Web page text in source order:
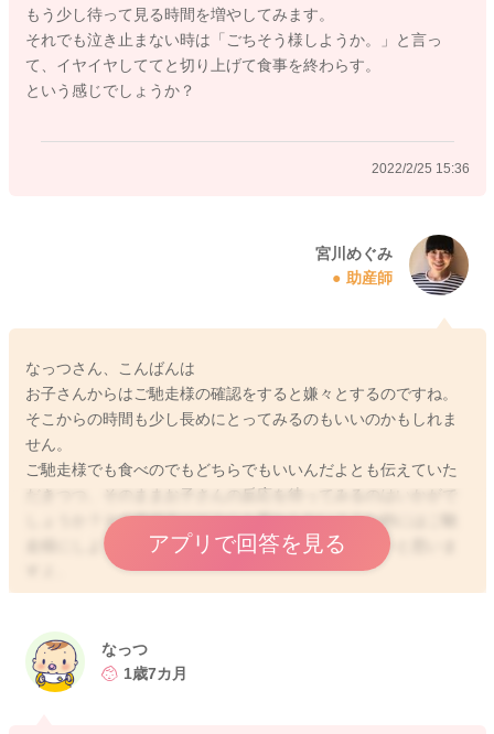
何かどういう状況になると泣き出すのか傾向のようなものが見
つかるといいですね。
よかったら参考になさってみてください。
もう少し待って見る時間を増やしてみます。
それでも泣き止まない時は「ごちそう様しようか。」と言っ
て、イヤイヤしててと切り上げて食事を終わらす。
という感じでしょうか？
2022/2/25 15:36
宮川めぐみ
助産師
なっつさん、こんばんは
お子さんからはご馳走様の確認をすると嫌々とするのですね。
そこからの時間も少し長めにとってみるのもいいのかもしれま
せん。
ご馳走様でも食べのでもどちらでもいいんだよとも伝えていた
だきつつ、そのままお子さんの反応を待ってみるのはいかがで
しょうか？その後状況がどうにも変わらないような時にはご馳
走様にしようかと伝えて片付けをしていただいていいと思いま
どうぞよろしくおねがいします。
アプリで回答を見る
なっつ
1歳7カ月